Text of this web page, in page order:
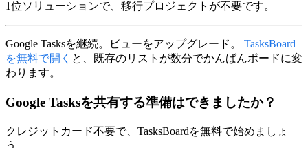
1位ソリューションで、移行プロジェクトが不要です。
Google Tasksを継続。ビューをアップグレード。
TasksBoard
を無料で開く と、既存のリストが数分でかんばんボードに変
わります。
Google Tasksを共有する準備はできましたか？
クレジットカード不要で、TasksBoardを無料で始めましょ
う。